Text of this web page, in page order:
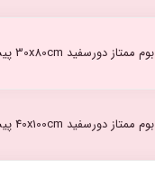
بوم ممتاز دورسفید 30x80cm پیشگام
بوم ممتاز دورسفید 40x100cm پیشگام